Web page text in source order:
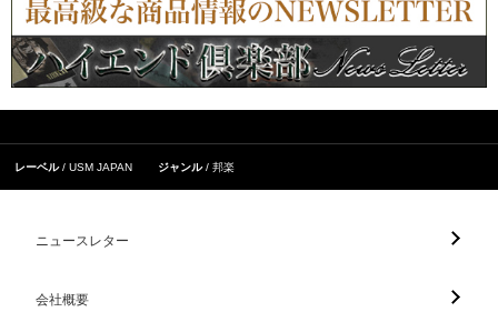
レーベル USM JAPAN ジャンル 邦楽
ニュースレター
会社概要